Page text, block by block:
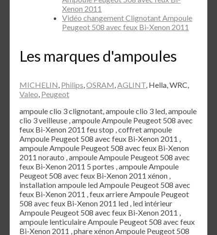
Xenon 2011
Vidéo changement Clignotant Ampoule
Peugeot 508 avec feux Bi-Xenon 2011
Les marques d'ampoules
MICHELIN, Philips,OSRAM,AGLINT, Hella, WRC,
Valeo, Peugeot
ampoule clio 3 clignotant, ampoule clio 3 led, ampoule
clio 3 veilleuse , ampoule Ampoule Peugeot 508 avec
feux Bi-Xenon 2011 feu stop , coffret ampoule
Ampoule Peugeot 508 avec feux Bi-Xenon 2011 ,
ampoule Ampoule Peugeot 508 avec feux Bi-Xenon
2011 norauto , ampoule Ampoule Peugeot 508 avec
feux Bi-Xenon 2011 5 portes , ampoule Ampoule
Peugeot 508 avec feux Bi-Xenon 2011 xénon ,
installation ampoule led Ampoule Peugeot 508 avec
feux Bi-Xenon 2011 , feux arriere Ampoule Peugeot
508 avec feux Bi-Xenon 2011 led , led intérieur
Ampoule Peugeot 508 avec feux Bi-Xenon 2011 ,
ampoule lenticulaire Ampoule Peugeot 508 avec feux
Bi-Xenon 2011 , phare xénon Ampoule Peugeot 508